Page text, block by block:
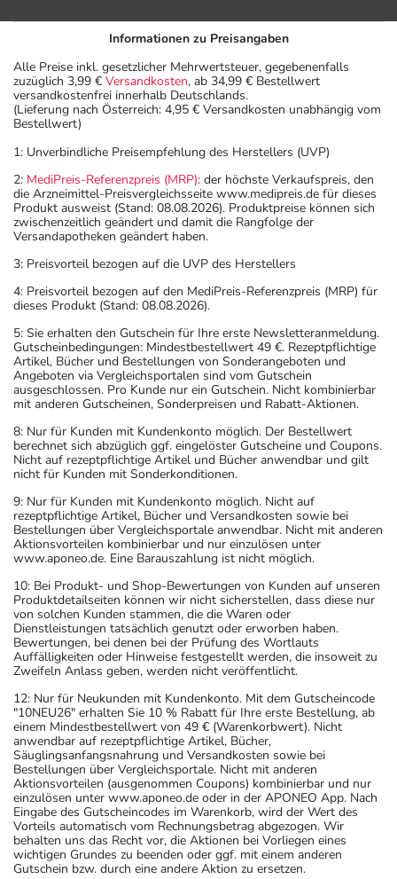
anwenden.
Inhaltsstoffe
Wirkstoffe
0,5 ml Lösung (= 1 Pipette) enthält:
50 mg Fipronil
60 mg (S)-Methopren
Sonstige Bestandteile: Butylhydroxyanisol (E320),
Butylhydroxytoluol (E320), Ethanol, Polysorbat 80,
Povidon, Diethylenglycolmonoethylether
Adresse des Anbieters/Herstellers
Boehringer Ingelheim VETMEDICA GmbH
Binger Str. 173
55215 Ingelheim
Informationen zu Preisangaben
Alle Preise inkl. gesetzlicher Mehrwertsteuer, gegebenenfalls
zuzüglich 3,99 € Versandkosten, ab 34,99 € Bestellwert
versandkostenfrei innerhalb Deutschlands.
(Lieferung nach Österreich: 4,95 € Versandkosten unabhängig vom
Bestellwert)
1: Unverbindliche Preisempfehlung des Herstellers (UVP)
2: MediPreis-Referenzpreis (MRP): der höchste Verkaufspreis, den
die Arzneimittel-Preisvergleichsseite www.medipreis.de für dieses
Produkt ausweist (Stand: 08.08.2026). Produktpreise können sich
zwischenzeitlich geändert und damit die Rangfolge der
Versandapotheken geändert haben.
3: Preisvorteil bezogen auf die UVP des Herstellers
4: Preisvorteil bezogen auf den MediPreis-Referenzpreis (MRP) für
dieses Produkt (Stand: 08.08.2026).
5: Sie erhalten den Gutschein für Ihre erste Newsletteranmeldung.
Gutscheinbedingungen: Mindestbestellwert 49 €. Rezeptpflichtige
Artikel, Bücher und Bestellungen von Sonderangeboten und
Angeboten via Vergleichsportalen sind vom Gutschein
ausgeschlossen. Pro Kunde nur ein Gutschein. Nicht kombinierbar
mit anderen Gutscheinen, Sonderpreisen und Rabatt-Aktionen.
8: Nur für Kunden mit Kundenkonto möglich. Der Bestellwert
berechnet sich abzüglich ggf. eingelöster Gutscheine und Coupons.
Nicht auf rezeptpflichtige Artikel und Bücher anwendbar und gilt
nicht für Kunden mit Sonderkonditionen.
9: Nur für Kunden mit Kundenkonto möglich. Nicht auf
rezeptpflichtige Artikel, Bücher und Versandkosten sowie bei
Bestellungen über Vergleichsportale anwendbar. Nicht mit anderen
Aktionsvorteilen kombinierbar und nur einzulösen unter
www.aponeo.de. Eine Barauszahlung ist nicht möglich.
10: Bei Produkt- und Shop-Bewertungen von Kunden auf unseren
Produktdetailseiten können wir nicht sicherstellen, dass diese nur
von solchen Kunden stammen, die die Waren oder
Dienstleistungen tatsächlich genutzt oder erworben haben.
Bewertungen, bei denen bei der Prüfung des Wortlauts
Auffälligkeiten oder Hinweise festgestellt werden, die insoweit zu
Zweifeln Anlass geben, werden nicht veröffentlicht.
12: Nur für Neukunden mit Kundenkonto. Mit dem Gutscheincode
"10NEU26" erhalten Sie 10 % Rabatt für Ihre erste Bestellung, ab
einem Mindestbestellwert von 49 € (Warenkorbwert). Nicht
anwendbar auf rezeptpflichtige Artikel, Bücher,
Säuglingsanfangsnahrung und Versandkosten sowie bei
Bestellungen über Vergleichsportale. Nicht mit anderen
Aktionsvorteilen (ausgenommen Coupons) kombinierbar und nur
einzulösen unter www.aponeo.de oder in der APONEO App. Nach
Eingabe des Gutscheincodes im Warenkorb, wird der Wert des
Vorteils automatisch vom Rechnungsbetrag abgezogen. Wir
behalten uns das Recht vor, die Aktionen bei Vorliegen eines
wichtigen Grundes zu beenden oder ggf. mit einem anderen
Gutschein bzw. durch eine andere Aktion zu ersetzen.